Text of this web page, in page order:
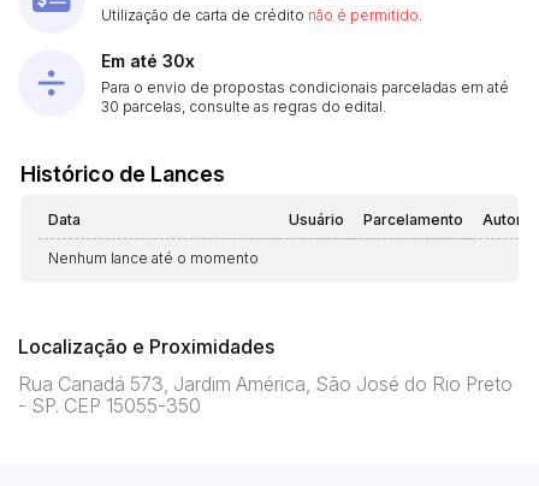
Utilização de carta de crédito não é permitido
Em até 30x
Para o envio de propostas condicionais parceladas em até
30 parcelas, consulte as regras do edital.
Histórico de Lances
Data Usuário Parcelamento
Nenhum lance até o momento
Localização e Proximidades
Rua Canadá 573, Jardim América, São José do Rio Preto
- SP. CEP 15055-350